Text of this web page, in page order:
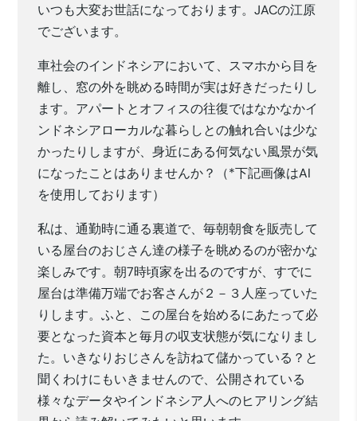
いつも大変お世話になっております。JACの江原
でございます。
車社会のインドネシアにおいて、スマホから目を
離し、窓の外を眺める時間が実は好きだったりし
ます。アパートとオフィスの往復ではなかなかイ
ンドネシアローカルな暮らしとの触れ合いは少な
かったりしますが、身近にある何気ない風景が気
になったことはありませんか？（*下記画像はAI
を使用しております）
私は、通勤時に通る裏道で、毎朝朝食を販売して
いる屋台のおじさん達の様子を眺めるのが密かな
楽しみです。朝7時頃家を出るのですが、すでに
屋台は準備万端でお客さんが２－３人座っていた
りします。ふと、この屋台を始めるにあたって必
要となった資本と毎月の収支状態が気になりまし
た。いきなりおじさんを訪ねて儲かっている？と
聞くわけにもいきませんので、公開されている
様々なデータやインドネシア人へのヒアリング結